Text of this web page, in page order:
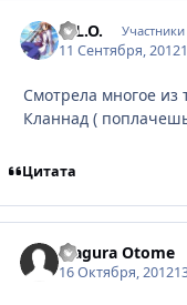
N.L.O. Участники
11 Сентября, 2012
Смотрела многое из
Кланнад (
Цитата
Magura Otome
16 Октября, 2012